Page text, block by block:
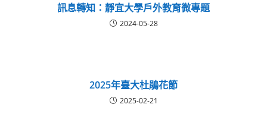
訊息轉知：靜宜大學戶外教育微專題
2024-05-28
2025年臺大杜鵑花節
2025-02-21